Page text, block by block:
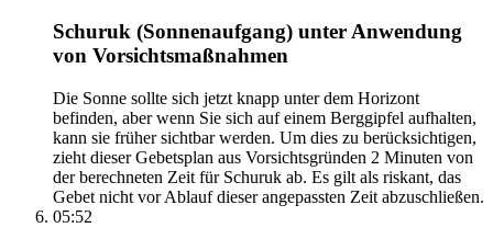
Schuruk (Sonnenaufgang) unter Anwendung
von Vorsichtsmaßnahmen
Die Sonne sollte sich jetzt knapp unter dem Horizont
befinden, aber wenn Sie sich auf einem Berggipfel aufhalten,
kann sie früher sichtbar werden. Um dies zu berücksichtigen,
zieht dieser Gebetsplan aus Vorsichtsgründen 2 Minuten von
der berechneten Zeit für Schuruk ab. Es gilt als riskant, das
Gebet nicht vor Ablauf dieser angepassten Zeit abzuschließen.
05:52